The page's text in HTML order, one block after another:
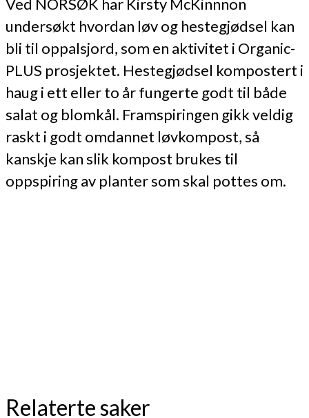
Ved NORSØK har Kirsty McKinnnon
undersøkt hvordan løv og hestegjødsel kan
bli til oppalsjord, som en aktivitet i Organic-
PLUS prosjektet. Hestegjødsel kompostert i
haug i ett eller to år fungerte godt til både
salat og blomkål. Framspiringen gikk veldig
raskt i godt omdannet løvkompost, så
kanskje kan slik kompost brukes til
oppspiring av planter som skal pottes om.
Relaterte saker